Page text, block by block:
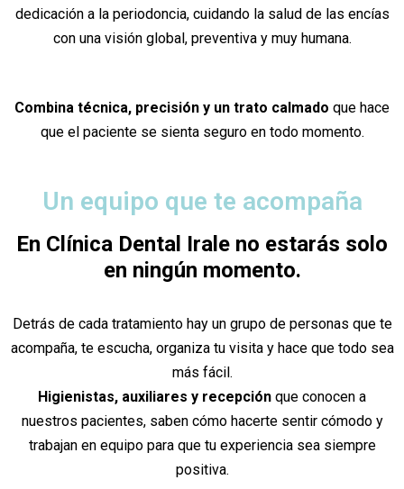
dedicación a la periodoncia, cuidando la salud de las encías
con una visión global, preventiva y muy humana.
Combina técnica, precisión y un trato calmado que hace
que el paciente se sienta seguro en todo momento.
Un equipo que te acompaña
En Clínica Dental Irale no estarás solo
en ningún momento.
Detrás de cada tratamiento hay un grupo de personas que te
acompaña, te escucha, organiza tu visita y hace que todo sea
más fácil.
Higienistas, auxiliares y recepción que conocen a
nuestros pacientes, saben cómo hacerte sentir cómodo y
trabajan en equipo para que tu experiencia sea siempre
positiva.